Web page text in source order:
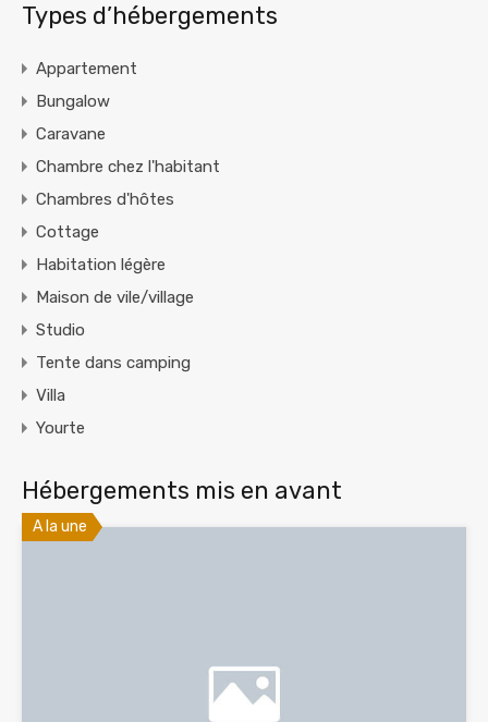
Types d’hébergements
Appartement
Bungalow
Caravane
Chambre chez l'habitant
Chambres d'hôtes
Cottage
Habitation légère
Maison de vile/village
Studio
Tente dans camping
Villa
Yourte
Hébergements mis en avant
A la une